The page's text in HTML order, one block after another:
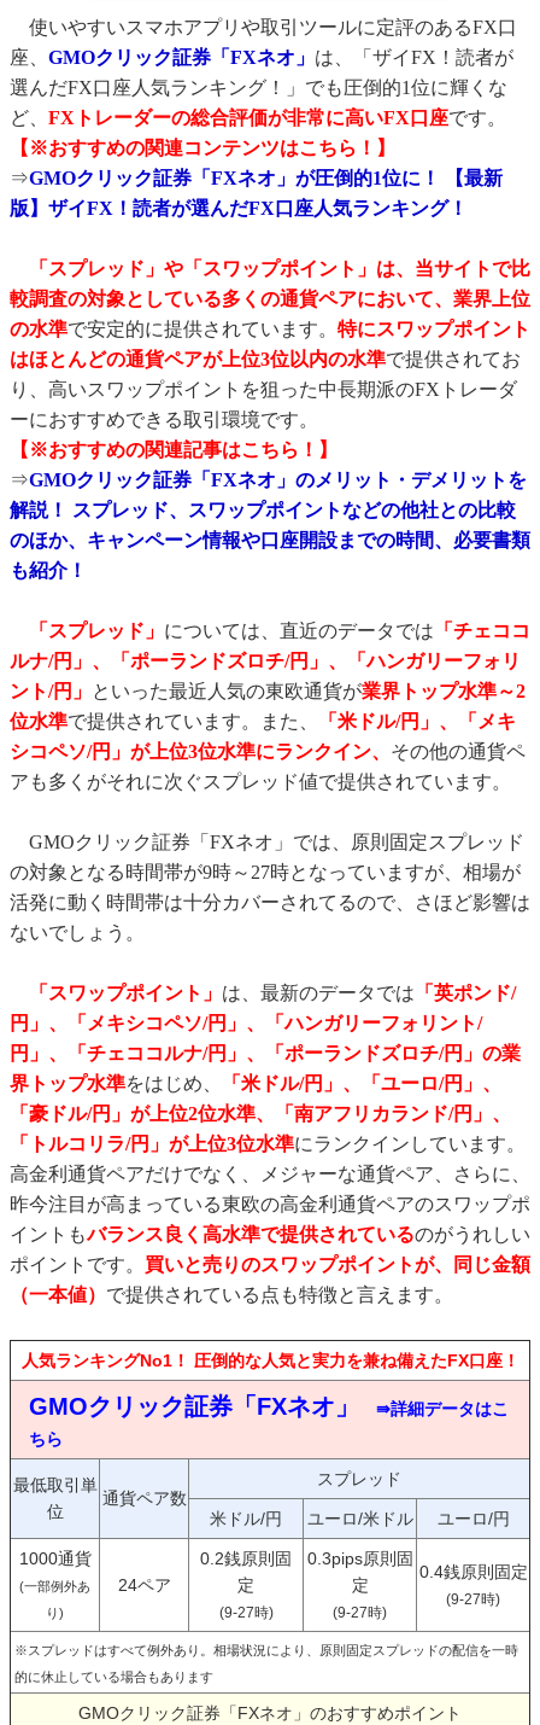
使いやすいスマホアプリや取引ツールに定評のあるFX口
座、 GMOクリック証券「FXネオ」 は、「ザイFX！読者が
選んだFX口座人気ランキング！」でも圧倒的1位に輝くな
ど、 FXトレーダーの総合評価が非常に高いFX口座です。
【※おすすめの関連コンテンツはこちら！】
⇒GMOクリック証券「FXネオ」が圧倒的1位に！ 【最新
版】ザイFX！読者が選んだFX口座人気ランキング！
「スプレッド」や「スワップポイント」は、当サイトで比
較調査の対象としている多くの通貨ペアにおいて、業界上位
の水準で安定的に提供されています。 特にスワップポイント
はほとんどの通貨ペアが上位3位以内の水準で提供されてお
り、高いスワップポイントを狙った中長期派のFXトレーダ
ーにおすすめできる取引環境です。
【※おすすめの関連記事はこちら！】
⇒GMOクリック証券「FXネオ」のメリット・デメリットを
解説！ スプレッド、スワップポイントなどの他社との比較
のほか、キャンペーン情報や口座開設までの時間、必要書類
も紹介！
「スプレッド」 については、直近のデータでは 「チェココ
ルナ/円」、「ポーランドズロチ/円」、「ハンガリーフォリ
ント/円」 といった最近人気の東欧通貨が業界トップ水準～2
位水準で提供されています。また、
「米ドル/円」、「メキ
シコペソ/円」が上位3位水準にランクイン、 その他の通貨ペ
アも多くがそれに次ぐスプレッド値で提供されています。
GMOクリック証券「FXネオ」では、原則固定スプレッド
の対象となる時間帯が9時～27時となっていますが、相場が
活発に動く時間帯は十分カバーされてるので、さほど影響は
ないでしょう。
「スワップポイント」 は、最新のデータでは 「英ポンド/
円」、「メキシコペソ/円」、「ハンガリーフォリント/
円」、「チェココルナ/円」、「ポーランドズロチ/円」の業
界トップ水準をはじめ、
「米ドル/円」、「ユーロ/円」、
「豪ドル/円」が上位2位水準、「南アフリカランド/円」、
「トルコリラ/円」 が上位3位水準にランクインしています。
高金利通貨ペアだけでなく、メジャーな通貨ペア、さらに、
昨今注目が高まっている東欧の高金利通貨ペアのスワップポ
イントもバランス良く高水準で提供されているのがうれしい
ポイントです。 買いと売りのスワップポイントが、同じ金額
（一本値） で提供されている点も特徴と言えます。
人気ランキングNo1！ 圧倒的な人気と実力を兼ね備えたFX口座！
GMOクリック証券「FXネオ」
⇛詳細データはこ
ちら
最低取引単
位
通貨ペア数
スプレッド
米ドル/円 ユーロ/米ドル ユーロ/円
1000通貨
(一部例外あ
り)
24ペア
0.2銭原則固
定
(9-27時)
0.3pips原則固
定
(9-27時)
0.4銭原則固定
(9-27時)
※スプレッドはすべて例外あり。相場状況により、原則固定スプレッドの配信を一時
的に休止している場合もあります
GMOクリック証券「FXネオ」のおすすめポイント